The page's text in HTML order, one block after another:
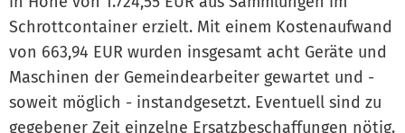
Schrottcontainer erzielt. Mit einem Kostenaufwand
von 663,94 EUR wurden insgesamt acht Geräte und
Maschinen der Gemeindearbeiter gewartet und -
soweit möglich - instandgesetzt. Eventuell sind zu
gegebener Zeit einzelne Ersatzbeschaffungen nötig.